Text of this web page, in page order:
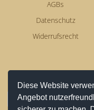
Diese Website
Angebot
AGBs
Datenschutz
Widerrufsrecht